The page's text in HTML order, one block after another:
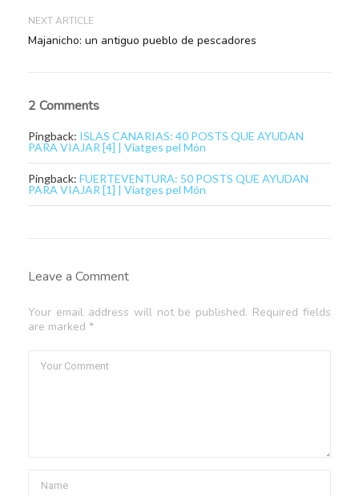
NEXT ARTICLE
Majanicho: un antiguo pueblo de pescadores
2 Comments
Pingback: ISLAS CANARIAS: 40 POSTS QUE AYUDAN
PARA VIAJAR [4] | Viatges pel Món
Pingback: FUERTEVENTURA: 50 POSTS QUE AYUDAN
PARA VIAJAR [1] | Viatges pel Món
Leave a Comment
Your email address will not be published. Required fields
are marked *